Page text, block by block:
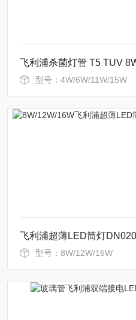
飞利浦杀菌灯管 T5 TUV
型号：4W/6W/11W/15W
型号：8W/12W/16W